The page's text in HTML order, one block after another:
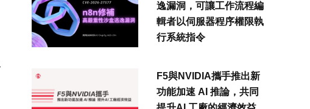
逸漏洞，可讓工作流程編
輯者以伺服器程序權限執
行系統指令
F5與NVIDIA攜手推出新
功能加速 AI 推論，共同